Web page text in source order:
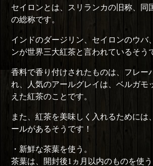
セイロンとは、スリランカの旧称、同
の総称です。
インドのダージリン、セイロンのウバ
ンが世界三大紅茶と言われているそう
香料で香り付けされたものは、フレー
れ、人気のアールグレイは、ベルガモ
えた紅茶のことです。
また、紅茶を美味しく入れるためには
ールがあるそうです！
・新鮮な茶葉を使う。
茶葉は、開封後1ヵ月以内のものを使う